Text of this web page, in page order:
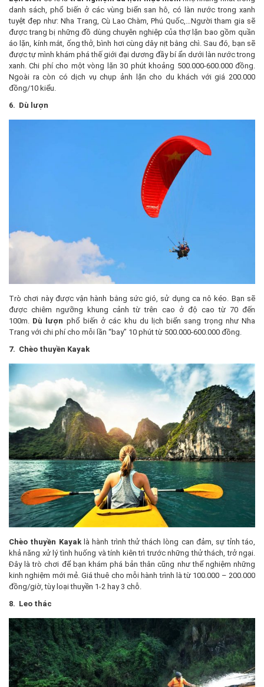
danh sách, phổ biến ở các vùng biển san hô, có làn nước trong xanh
tuyệt đẹp như: Nha Trang, Cù Lao Chàm, Phú Quốc,…Người tham gia sẽ
được trang bị những đồ dùng chuyên nghiệp của thợ lặn bao gồm quần
áo lặn, kính mắt, ống thở, bình hơi cùng dây nịt bằng chì. Sau đó, bạn sẽ
được tự mình khám phá thế giới đại dương đầy bí ẩn dưới làn nước trong
xanh. Chi phí cho một vòng lặn 30 phút khoảng 500.000-600.000 đồng.
Ngoài ra còn có dịch vụ chụp ảnh lặn cho du khách với giá 200.000
đồng/10 kiểu.
6. Dù lượn
Trò chơi này được vận hành bằng sức gió, sử dụng ca nô kéo. Bạn sẽ
được chiêm ngưỡng khung cảnh từ trên cao ở độ cao từ 70 đến
100m. Dù lượn phổ biến ở các khu du lịch biển sang trọng như Nha
Trang với chi phí cho mỗi lần “bay” 10 phút từ 500.000-600.000 đồng.
7. Chèo thuyền Kayak
Chèo thuyền Kayak là hành trình thử thách lòng can đảm, sự tỉnh táo,
khả năng xử lý tình huống và tính kiên trì trước những thử thách, trở ngại.
Đây là trò chơi để bạn khám phá bản thân cũng như thể nghiệm những
kinh nghiệm mới mẻ. Giá thuê cho mỗi hành trình là từ 100.000 – 200.000
đồng/giờ, tùy loại thuyền 1-2 hay 3 chỗ.
8. Leo thác